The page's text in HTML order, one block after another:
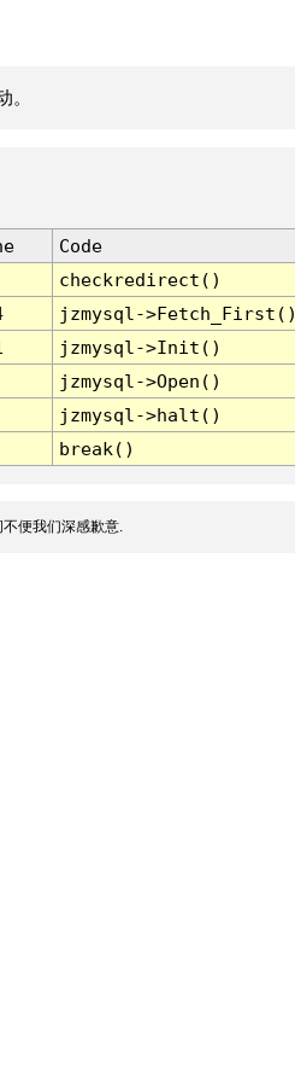
。
Code
checkredirect()
jzmysql-
jzmysql->Init()
jzmysql->Open()
jzmysql->halt()
break()
便我们深感歉意.